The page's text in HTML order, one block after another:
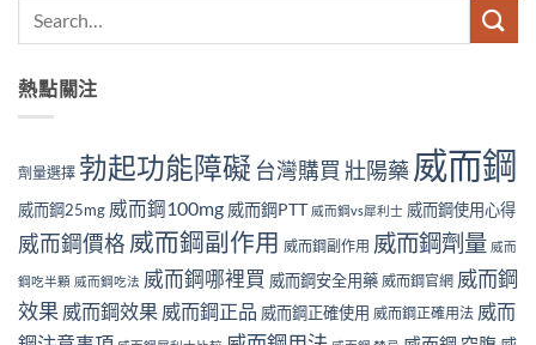
熱點關注
劑量選擇 勃起功能障礙 台灣購買 壯陽藥 威而鋼
威而鋼25mg 威而鋼100mg 威而鋼PTT 威而鋼vs犀利士 威而鋼使用心得
威而鋼價格 威而鋼副作用 威而鋼副作用 威而鋼劑量 威而
鋼吃半顆 威而鋼吃法 威而鋼哪裡買 威而鋼安全用藥 威而鋼官網 威而鋼
效果 威而鋼效果 威而鋼正品 威而鋼正確使用 威而鋼正確用法 威而